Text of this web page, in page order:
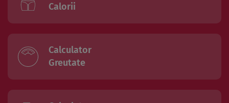
Calorii
Calculator
Greutate